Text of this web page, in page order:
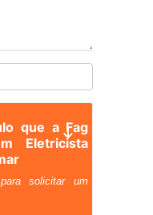
que a Fag
Eletricista
solicitar um